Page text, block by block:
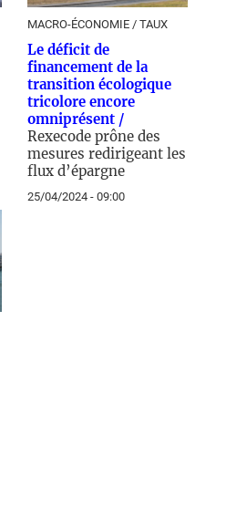
MACRO-ÉCONOMIE / TAUX
Le déficit de
financement de la
transition écologique
tricolore encore
omniprésent /
Rexecode prône des
mesures redirigeant les
flux d’épargne
25/04/2024 - 09:00